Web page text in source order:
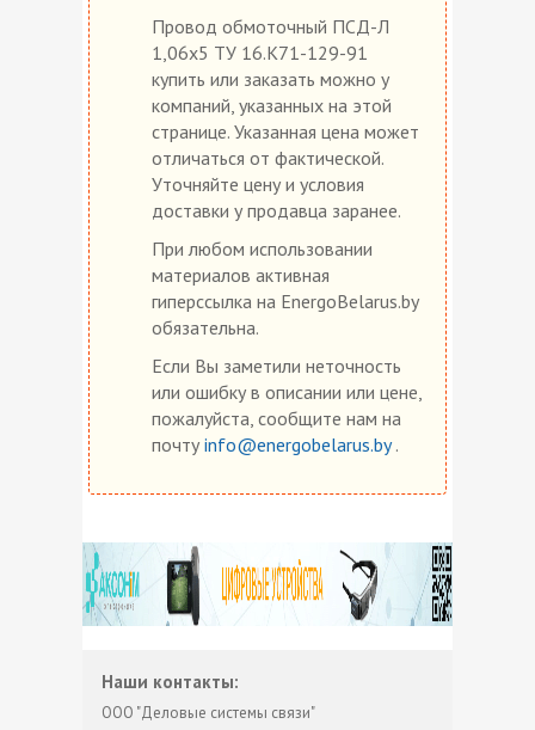
Провод обмоточный ПСД-Л
1,06х5 ТУ 16.К71-129-91
купить или заказать можно у
компаний, указанных на этой
странице. Указанная цена может
отличаться от фактической.
Уточняйте цену и условия
доставки у продавца заранее.
При любом использовании
материалов активная
гиперссылка на EnergoBelarus.by
обязательна.
Если Вы заметили неточность
или ошибку в описании или цене,
пожалуйста, сообщите нам на
почту info@energobelarus.by.
Наши контакты:
ООО "Деловые системы связи"